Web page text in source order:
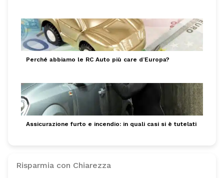
Perché abbiamo le RC Auto più care d’Europa?
Assicurazione furto e incendio: in quali casi si è tutelati
Risparmia con Chiarezza